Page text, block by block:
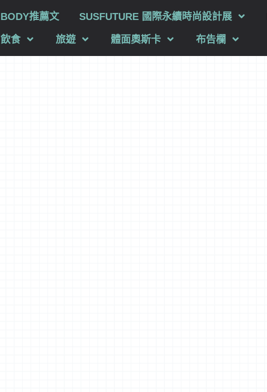
BODY推薦文 SUSFUTURE 國際永續時尚設計展
飲食 旅遊 體面奧斯卡 布告欄